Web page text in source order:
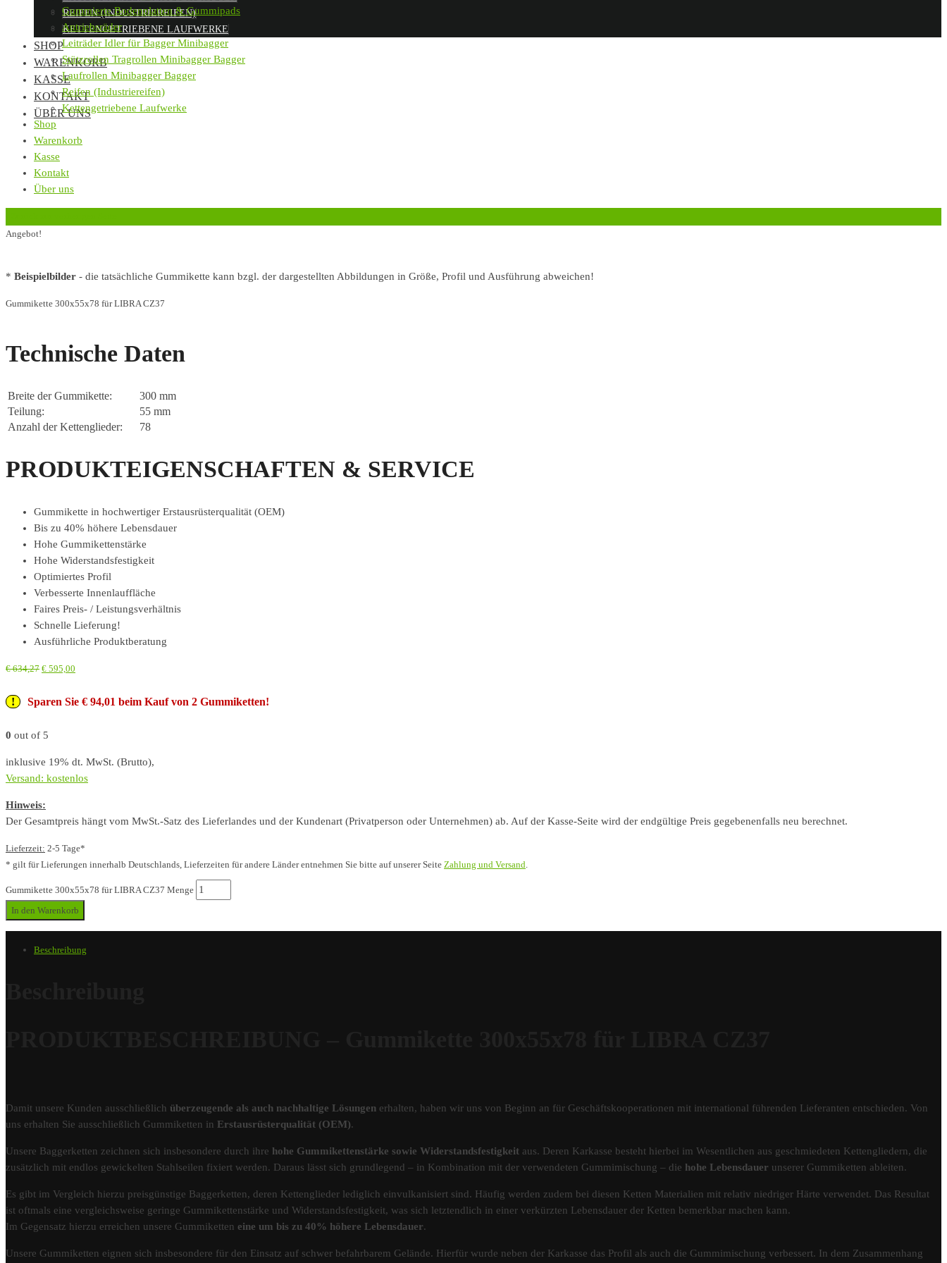
REIFEN (INDUSTRIEREIFEN)
KETTENGETRIEBENE LAUFWERKE
SHOP
WARENKORB
KASSE
KONTAKT
ÜBER UNS
Gummierte Bodenplatten & Gummipads
Antriebsräder
Leiträder Idler für Bagger Minibagger
Stützrollen Tragrollen Minibagger Bagger
Laufrollen Minibagger Bagger
Reifen (Industriereifen)
Kettengetriebene Laufwerke
Shop
Warenkorb
Kasse
Kontakt
Über uns
Angebot!
* Beispielbilder - die tatsächliche Gummikette kann bzgl. der dargestellten Abbildungen in Größe, Profil und Ausführung abweichen!
Gummikette 300x55x78 für LIBRA CZ37
Technische Daten
Breite der Gummikette:
300 mm
Teilung:
55 mm
Anzahl der Kettenglieder:
78
PRODUKTEIGENSCHAFTEN & SERVICE
Gummikette in hochwertiger Erstausrüsterqualität (OEM)
Bis zu 40% höhere Lebensdauer
Hohe Gummikettenstärke
Hohe Widerstandsfestigkeit
Optimiertes Profil
Verbesserte Innenlauffläche
Faires Preis- / Leistungsverhältnis
Schnelle Lieferung!
Ausführliche Produktberatung
€634,27 € 595,00
Sparen Sie € 94,01 beim Kauf von 2 Gummiketten!
0 out of 5
inklusive 19% dt. MwSt. (Brutto),
Versand: kostenlos
Hinweis:
Der Gesamtpreis hängt vom MwSt.-Satz des Lieferlandes und der Kundenart (Privatperson oder Unternehmen) ab. Auf der Kasse-Seite wird der endgültige Preis gegebenenfalls neu berechnet.
Lieferzeit: 2-5 Tage*
* gilt für Lieferungen innerhalb Deutschlands, Lieferzeiten für andere Länder entnehmen Sie bitte auf unserer Seite Zahlung und Versand
Gummikette 300x55x78 für LIBRA CZ37 Menge
In den Warenkorb
Beschreibung
Damit unsere Kunden ausschließlich überzeugende als auch nachhaltige Lösungen erhalten, haben wir uns von Beginn an für Geschäftskooperationen mit international führenden Lieferanten entschieden. Von
uns erhalten Sie ausschließlich Gummiketten in Erstausrüsterqualität (OEM).
Unsere Baggerketten zeichnen sich insbesondere durch ihre hohe Gummikettenstärke sowie Widerstandsfestigkeit aus. Deren Karkasse besteht hierbei im Wesentlichen aus geschmiedeten Kettengliedern, die
zusätzlich mit endlos gewickelten Stahlseilen fixiert werden. Daraus lässt sich grundlegend – in Kombination mit der verwendeten Gummimischung – die hohe Lebensdauer unserer Gummiketten ableiten.
Es gibt im Vergleich hierzu preisgünstige Baggerketten, deren Kettenglieder lediglich einvulkanisiert sind. Häufig werden zudem bei diesen Ketten Materialien mit relativ niedriger Härte verwendet. Das Resultat
ist oftmals eine vergleichsweise geringe Gummikettenstärke und Widerstandsfestigkeit, was sich letztendlich in einer verkürzten Lebensdauer der Ketten bemerkbar machen kann.
Im Gegensatz hierzu erreichen unsere Gummiketten eine um bis zu 40% höhere Lebensdauer.
Unsere Gummiketten eignen sich insbesondere für den Einsatz auf schwer befahrbarem Gelände. Hierfür wurde neben der Karkasse das Profil als auch die Gummimischung verbessert. In dem Zusammenhang